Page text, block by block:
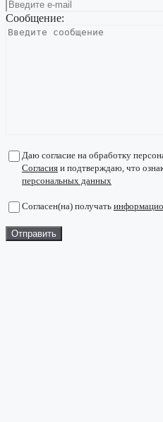
Сообщение:
Даю согласие на обработку
Согласия и подтверждаю, что
персональных данных
Согласен(на) получать